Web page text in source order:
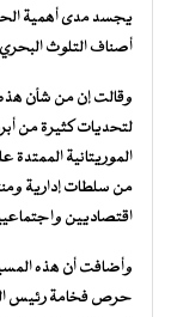
يجسد مدى أهمية
أصناف التلوث
وقالت إن من شأن هذه
لتحديات كثيرة من
من سلطات إدارية
اقتصاديين
وأضافت أن هذه
حرص فخامة رئيس